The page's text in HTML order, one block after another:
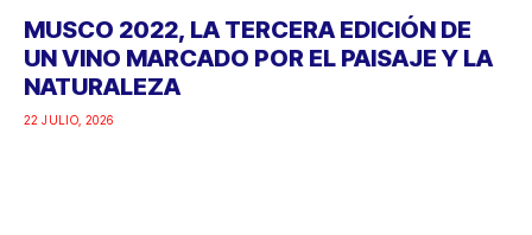
MUSCO 2022, LA TERCERA EDICIÓN DE
UN VINO MARCADO POR EL PAISAJE Y LA
NATURALEZA
22 JULIO, 2026